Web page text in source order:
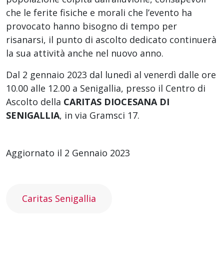
che le ferite fisiche e morali che l’evento ha
provocato hanno bisogno di tempo per
risanarsi, il punto di ascolto dedicato continuerà
la sua attività anche nel nuovo anno.
Dal 2 gennaio 2023 dal lunedì al venerdì dalle ore
10.00 alle 12.00 a Senigallia, presso il Centro di
Ascolto della CARITAS DIOCESANA DI
SENIGALLIA, in via Gramsci 17.
Aggiornato il 2 Gennaio 2023
Caritas Senigallia